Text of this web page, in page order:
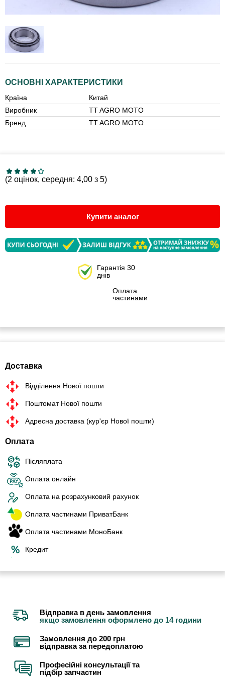
ОСНОВНІ ХАРАКТЕРИСТИКИ
Країна
Китай
Виробник
TT AGRO MOTO
Бренд
TT AGRO MOTO
(2 оцінок, середня: 4,00 з 5)
Купити аналог
Гарантія 30
днів
Оплата
частинами
Доставка
Відділення Нової пошти
Поштомат Нової пошти
Адресна доставка (кур'єр Нової пошти)
Оплата
Післяплата
Оплата онлайн
Оплата на розрахунковий рахунок
Оплата частинами ПриватБанк
Оплата частинами МоноБанк
Кредит
Відправка в день замовлення
якщо замовлення оформлено до 14 години
Замовлення до 200 грн
відправка за передоплатою
Професійні консультації та
підбір запчастин